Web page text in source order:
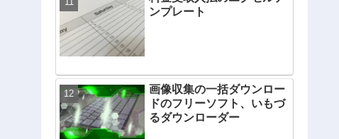
ンプレート
画像収集の一括ダウンロー
ドのフリーソフト、いもづ
るダウンローダー